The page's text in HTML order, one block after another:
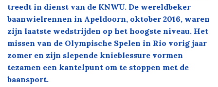
Shop
Producten en diensten
Contact
Over ons
treedt in dienst van de KNWU. De wereldbeker
baanwielrennen in Apeldoorn, oktober 2016, waren
zijn laatste wedstrijden op het hoogste niveau. Het
missen van de Olympische Spelen in Rio vorig jaar
zomer en zijn slepende knieblessure vormen
tezamen een kantelpunt om te stoppen met de
baansport.
BMX freestyle Gravel
Biketrial
Pumptrack